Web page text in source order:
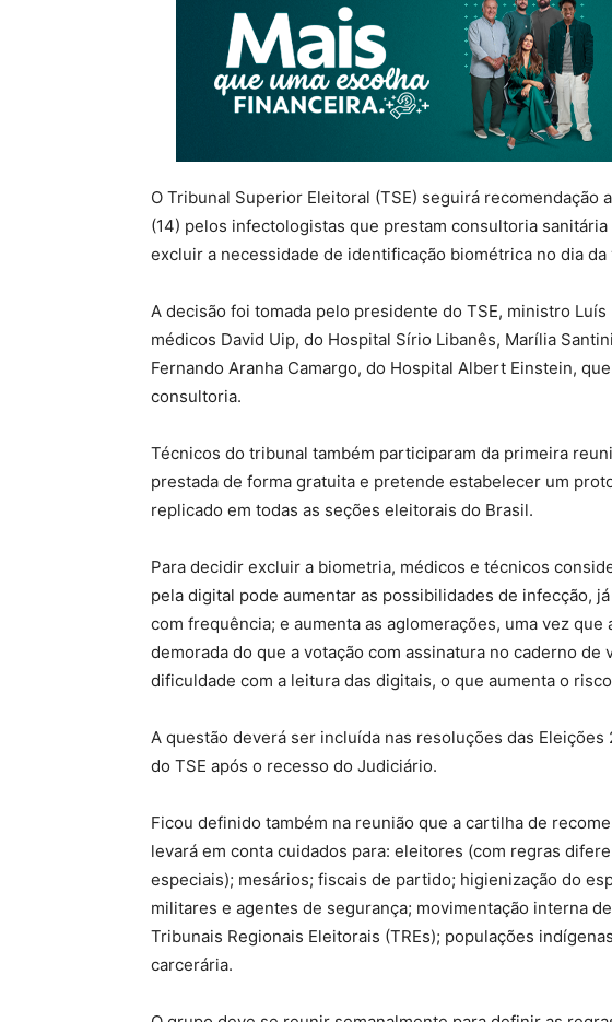
O Tribunal Superior Eleitoral (TSE) seguirá
(14) pelos infectologistas que prestam consultoria
excluir a necessidade de identificação biométrica no dia da
A decisão foi tomada pelo presidente do TSE, ministro
médicos David Uip, do Hospital Sírio Libanês, Marília
Fernando Aranha Camargo, do Hospital Albert Einstein,
consultoria.
Técnicos do tribunal também participaram da primeira
prestada de forma gratuita e pretende estabelecer um
replicado em todas as seções eleitorais do Brasil.
Para decidir excluir a biometria, médicos e técnicos
pela digital pode aumentar as possibilidades de infecção,
com frequência; e aumenta as aglomerações, uma vez que
demorada do que a votação com assinatura no caderno
dificuldade com a leitura das digitais, o que aumenta o
A questão deverá ser incluída nas resoluções das
do TSE após o recesso do Judiciário.
Ficou definido também na reunião que a cartilha de
levará em conta cuidados para: eleitores (com regras
especiais); mesários; fiscais de partido; higienização do
militares e agentes de segurança; movimentação interna
Tribunais Regionais Eleitorais (TREs); populações
carcerária.